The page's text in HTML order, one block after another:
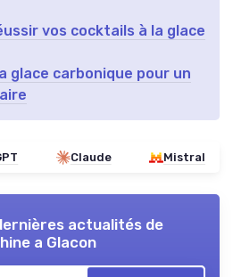
vos cocktails à la glace
glace carbonique pour un
Claude Mistral
actualités de
a Glacon